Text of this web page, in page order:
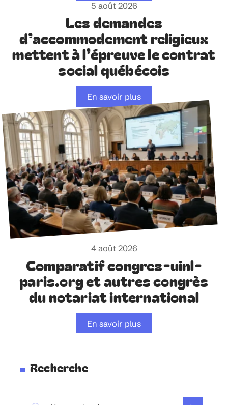
5 août 2026
Les demandes
d’accommodement religieux
mettent à l’épreuve le contrat
social québécois
En savoir plus
4 août 2026
Comparatif congres-uinl-
paris.org et autres congrès
du notariat international
En savoir plus
Recherche